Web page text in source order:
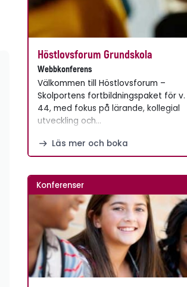
Höstlovsforum Grundskola
Webbkonferens
Välkommen till Höstlovsforum –
Skolportens fortbildningspaket för v.
44, med fokus på lärande, kollegial
utveckling och…
Läs mer och boka
Konferenser